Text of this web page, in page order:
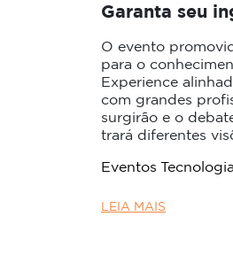
Garanta seu
O evento
para o
Experience
com grandes
surgirão e o
trará diferentes
Eventos Tecnologia
LEIA MAIS